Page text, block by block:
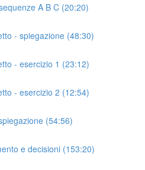
A B C (20:20)
- spiegazione (48:30)
- esercizio 1 (23:12)
- esercizio 2 (12:54)
(54:56)
e decisioni (153:20)